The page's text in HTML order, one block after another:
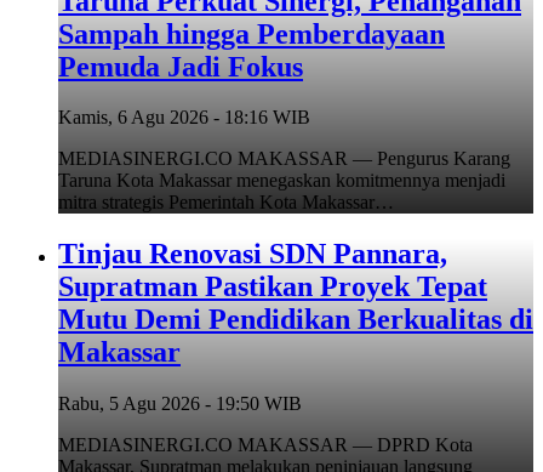
Sampah hingga Pemberdayaan
Pemuda Jadi Fokus
Kamis, 6 Agu 2026 - 18:16 WIB
MEDIASINERGI.CO MAKASSAR — Pengurus Karang
Taruna Kota Makassar menegaskan komitmennya menjadi
mitra strategis Pemerintah Kota Makassar…
Tinjau Renovasi SDN Pannara,
Supratman Pastikan Proyek Tepat
Mutu Demi Pendidikan Berkualitas di
Makassar
Rabu, 5 Agu 2026 - 19:50 WIB
MEDIASINERGI.CO MAKASSAR — DPRD Kota
Makassar, Supratman melakukan peninjauan langsung